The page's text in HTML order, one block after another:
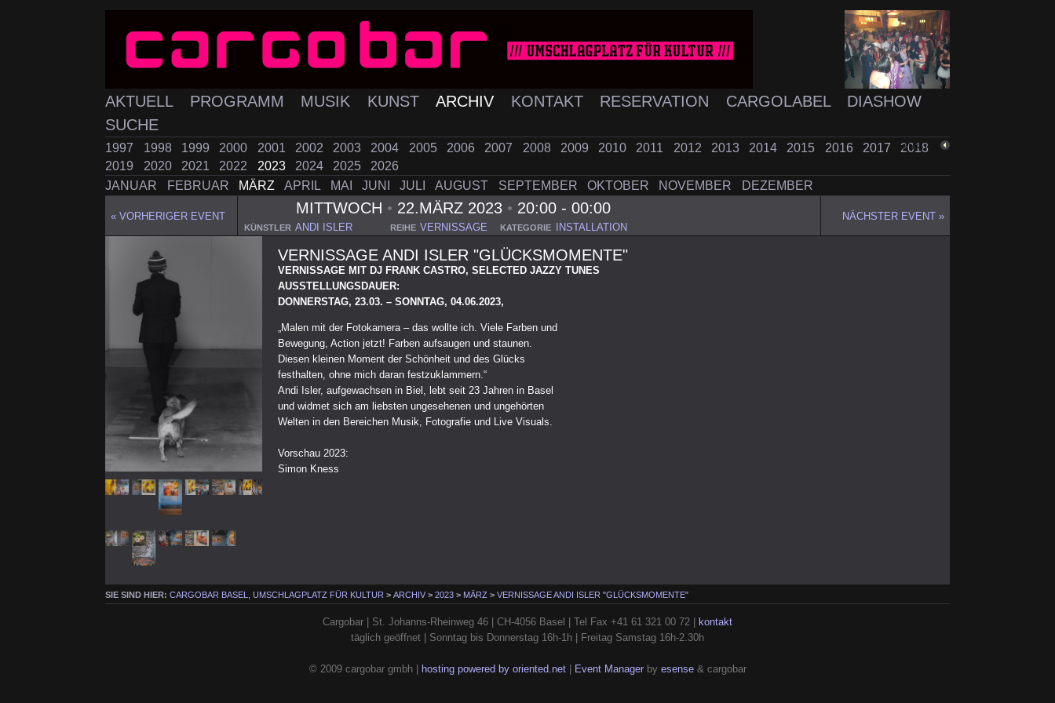
AKTUELL PROGRAMM MUSIK KUNST ARCHIV KONTAKT RESERVATION CARGOLABEL
DIASHOW
SUCHE
1997 1998 1999 2000 2001 2002 2003 2004 2005 2006 2007 2008 2009 2010 2011 2012 2013 2014 2015 2016 2017
2018
2019
2020 2021 2022 2023 2024 2025
2026
JANUAR
FEBRUAR MÄRZ APRIL MAI JUNI JULI AUGUST SEPTEMBER OKTOBER NOVEMBER DEZEMBER
ZURÜCK
« VORHERIGER EVENT MITTWOCH • 22.MÄRZ 2023 • 20:00 - 00:00
KÜNSTLER ANDI ISLER REIHE VERNISSAGE KATEGORIE INSTALLATION
NÄCHSTER EVENT »
VERNISSAGE ANDI ISLER "GLÜCKSMOMENTE"
VERNISSAGE MIT DJ FRANK CASTRO, SELECTED JAZZY TUNES
AUSSTELLUNGSDAUER:
DONNERSTAG, 23.03. – SONNTAG, 04.06.2023,
„Malen mit der Fotokamera – das wollte ich. Viele Farben und
Bewegung, Action jetzt! Farben aufsaugen und staunen.
Diesen kleinen Moment der Schönheit und des Glücks
festhalten, ohne mich daran festzuklammern.“
Andi Isler, aufgewachsen in Biel, lebt seit 23 Jahren in Basel
und widmet sich am liebsten ungesehenen und ungehörten
Welten in den Bereichen Musik, Fotografie und Live Visuals.
Vorschau 2023:
Simon Kness
SIE SIND HIER:CARGOBAR BASEL, UMSCHLAGPLATZ FÜR KULTUR >ARCHIV >2023 > MÄRZ >VERNISSAGE ANDI ISLER "GLÜCKSMOMENTE"
Cargobar | St. Johanns-Rheinweg 46 | CH-4056 Basel | Tel Fax +41 61 321 00 72 |
kontakt
täglich geöffnet | Sonntag bis Donnerstag 16h-1h | Freitag Samstag 16h-2.30h
© 2009 cargobar gmbh | hosting powered by oriented.net| Event Managerby esense& cargobar